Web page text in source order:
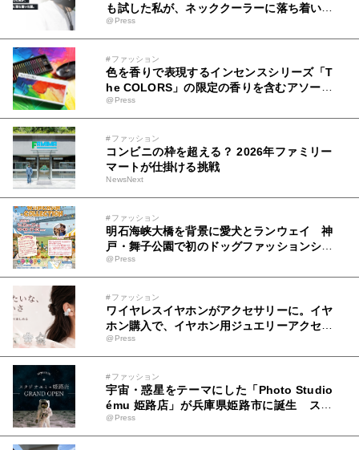
も試した私が、ネッククーラーに落ち着いた
話。
@Press
#ファッション
色を香りで表現するインセンスシリーズ「T
he COLORS」の限定の香りを含むアソート
メントや関連アイテムを8月6日発売
@Press
#ファッション
コンビニの枠を超える？ 2026年ファミリー
マートが仕掛ける挑戦
NewsNext
#ファッション
明石海峡大橋を背景に愛犬とランウェイ 神
戸・舞子公園で初のドッグファッションショ
ー9月開催
@Press
#ファッション
ワイヤレスイヤホンがアクセサリーに。イヤ
ホン購入で、イヤホン用ジュエリーアクセサ
リーを無料プレゼント！
@Press
#ファッション
宇宙・惑星をテーマにした「Photo Studio
ému 姫路店」が兵庫県姫路市に誕生 スタ
ジオエミュ7店舗目となる新店舗を2026年9
月5日（土）グランドオープン
@Press